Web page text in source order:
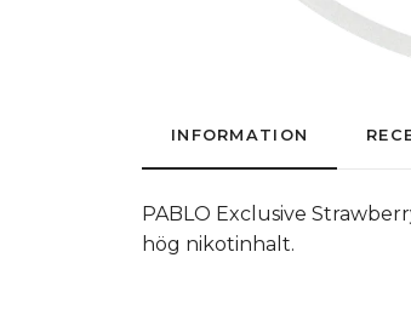
INFORMATION
PABLO Exclusive
hög nikotinhalt.